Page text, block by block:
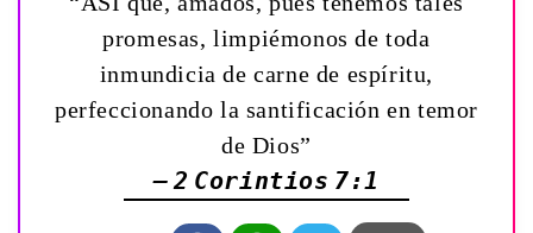
promesas, limpiémonos de toda
inmundicia de carne de espíritu,
perfeccionando la santificación en temor
de Dios”
— 2 Corintios 7:1